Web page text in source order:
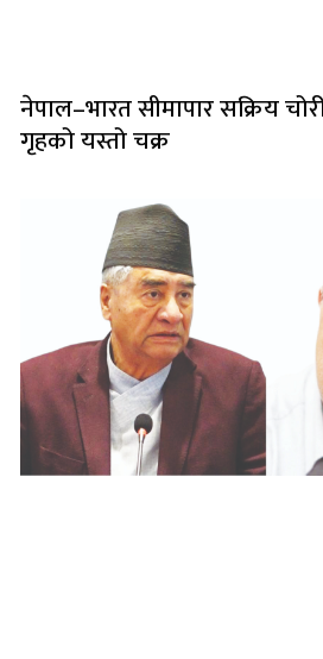
नेपाल–भारत सीमापार सक्रिय
गृहको यस्तो चक्र